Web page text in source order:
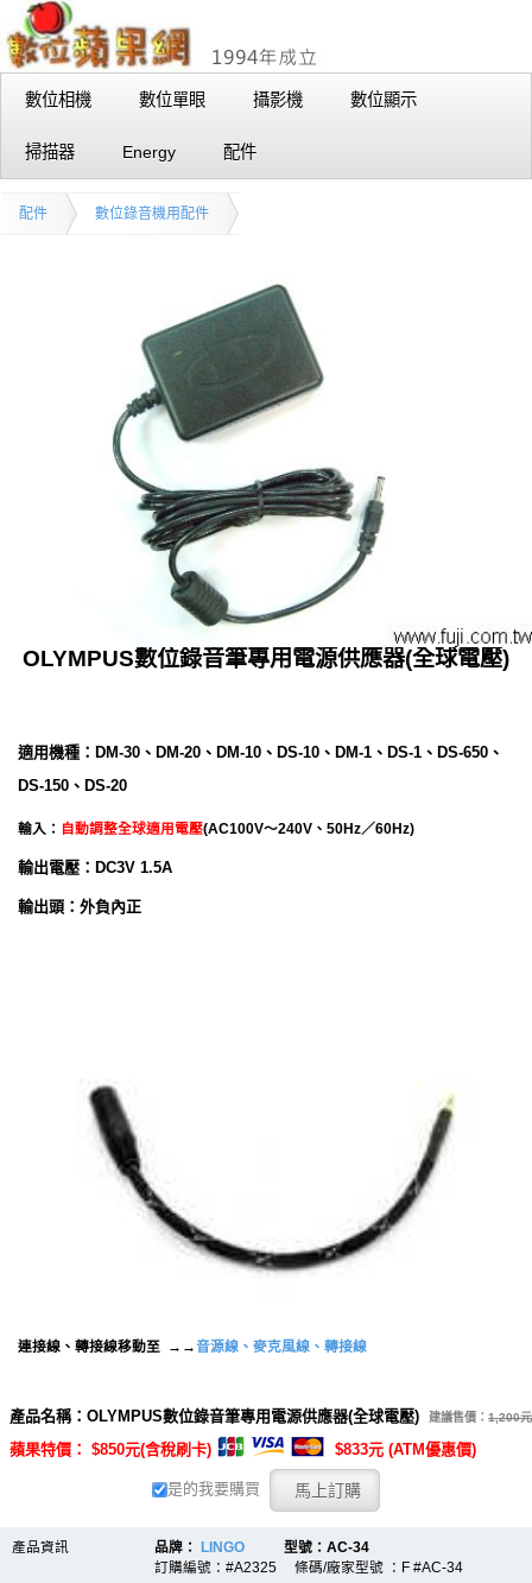
數位相機 數位單眼 攝影機 數位顯示
掃描器 Energy 配件
配件 數位錄音機用配件
OLYMPUS數位錄音筆專用電源供應器(全球電壓)
適用機種 ： DM-30 、 DM-20 、 DM-10 、 DS-10 、 DM-1 、 DS-1 、 DS-650 、
DS-150 、 DS-20
輸入 ： 自動調整全球適用電壓(AC100V～240V、50Hz／60Hz)
輸出電壓：DC3V 1.5A
輸出頭：外負內正
連接線、轉接線移動至 →→音源線、麥克風線、轉接線
產品名稱：OLYMPUS數位錄音筆專用電源供應器(全球電壓) 建議售價： 1,200元
蘋果特價： $850元(含稅刷卡) $833元 (ATM優惠價)
是的我要購買
產品資訊 品牌： LINGO 型號：AC-34
訂購編號：#A2325 條碼/廠家型號 ：F #AC-34